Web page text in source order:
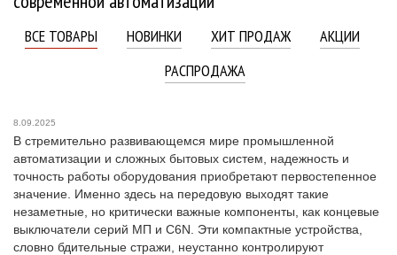
ВСЕ ТОВАРЫ НОВИНКИ ХИТ ПРОДАЖ
АКЦИИ
РАСПРОДАЖА
8.09.2025
В стремительно развивающемся мире промышленной
автоматизации и сложных бытовых систем, надежность и
точность работы оборудования приобретают первостепенное
значение. Именно здесь на передовую выходят такие
незаметные, но критически важные компоненты, как концевые
выключатели серий МП и C6N. Эти компактные устройства,
словно бдительные стражи, неустанно контролируют